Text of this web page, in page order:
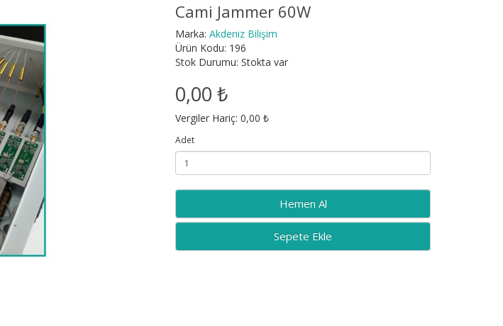
Cami Jammer 60W
Marka: Akdeniz Bilişim
Ürün Kodu: 196
Stok Durumu: Stokta var
0,00 ₺
Vergiler Hariç: 0,00 ₺
Adet
Sepete Ekle